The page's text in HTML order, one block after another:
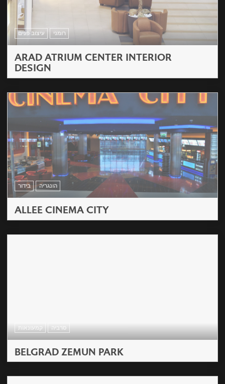
רומני עיצוב פנים
ARAD ATRIUM CENTER INTERIOR
DESIGN
הונגריה בידור
ALLEE CINEMA CITY
סרביה קמעונאות
BELGRAD ZEMUN PARK